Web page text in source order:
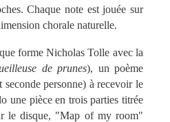
Chaque note est jouée sur
chorale naturelle.
forme Nicholas Tolle avec la
de prunes), un poème
personne) à recevoir le
une pièce en trois parties titrée
le disque, "Map of my room"